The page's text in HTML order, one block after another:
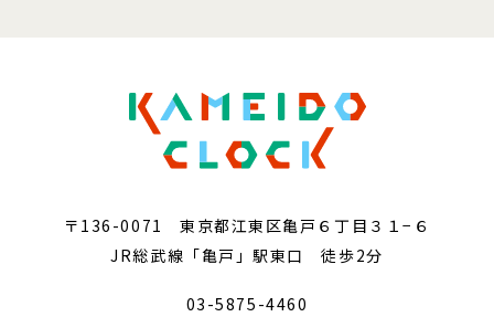
〒136-0071 東京都江東区亀戸６丁目３１−６
JR総武線「亀戸」駅東口 徒歩2分
03-5875-4460